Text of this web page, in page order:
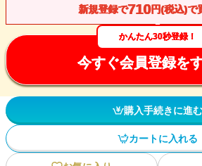
新規登録で710円(税込)で
かんたん30秒登録！
今すぐ会員登録を
購入手続きに進む
カートに入れる